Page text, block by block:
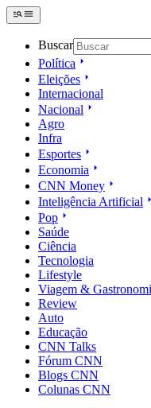
Buscar
Política
Eleições
Internacional
Nacional
Agro
Infra
Esportes
Economia
CNN Money
Inteligência Artificial
Pop
Saúde
Ciência
Tecnologia
Lifestyle
Viagem &
Review
Auto
Educação
CNN Talks
Fórum CNN
Blogs CNN
Colunas CNN